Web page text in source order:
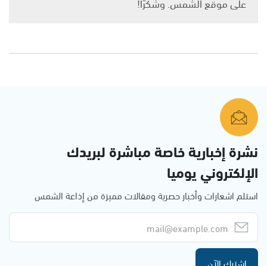
نشرة إخبارية خاصة مباشرة لبريدك
الإلكتروني يوميا
استلم اشعارات وأخبار حصرية ومقالات مميزة من إذاعة الشمس